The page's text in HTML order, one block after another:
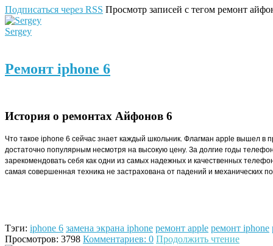
Подписаться через RSS Просмотр записей с тегом ремонт
Sergey
Ремонт iphone 6
История о ремонтах Айфонов 6
Что такое iphone 6 сейчас знает каждый школьник. Флагман apple вышел в
достаточно популярным несмотря на высокую цену. За долгие годы
зарекомендовать себя как одни из самых надежных и качественных
самая совершенная техника не застрахована от падений и механических
Тэги: iphone 6 замена экрана iphone ремонт apple ремонт iphone
Просмотров: 3798 Комментариев: 0 Продолжить чтение